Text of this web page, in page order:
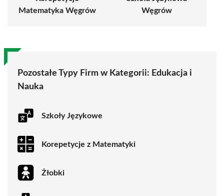
Matematyka Węgrów
Węgrów
Pozostałe Typy Firm w Kategorii: Edukacja i
Nauka
Szkoły Językowe
Korepetycje z Matematyki
Żłobki